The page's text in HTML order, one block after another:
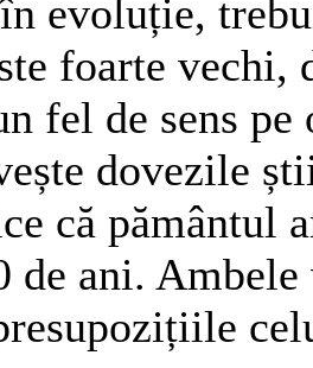
evoluție,
foarte vechi,
fel de sens
dovezile
că pământul
de ani.